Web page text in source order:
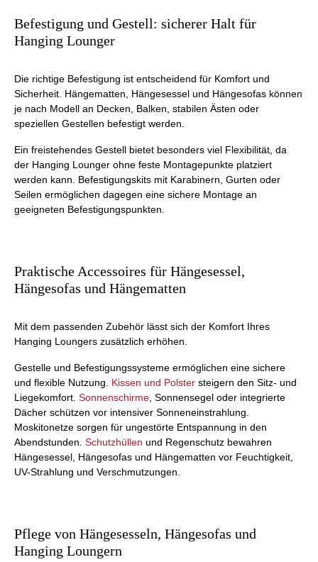
Befestigung und Gestell: sicherer Halt für
Hanging Lounger
Die richtige Befestigung ist entscheidend für Komfort und
Sicherheit. Hängematten, Hängesessel und Hängesofas können
je nach Modell an Decken, Balken, stabilen Ästen oder
speziellen Gestellen befestigt werden.
Ein freistehendes Gestell bietet besonders viel Flexibilität, da
der Hanging Lounger ohne feste Montagepunkte platziert
werden kann. Befestigungskits mit Karabinern, Gurten oder
Seilen ermöglichen dagegen eine sichere Montage an
geeigneten Befestigungspunkten.
Praktische Accessoires für Hängesessel,
Hängesofas und Hängematten
Mit dem passenden Zubehör lässt sich der Komfort Ihres
Hanging Loungers zusätzlich erhöhen.
Gestelle und Befestigungssysteme ermöglichen eine sichere
und flexible Nutzung. Kissen und Polster steigern den Sitz- und
Liegekomfort. Sonnenschirme , Sonnensegel oder integrierte
Dächer schützen vor intensiver Sonneneinstrahlung.
Moskitonetze sorgen für ungestörte Entspannung in den
Abendstunden. Schutzhüllen und Regenschutz bewahren
Hängesessel, Hängesofas und Hängematten vor Feuchtigkeit,
UV-Strahlung und Verschmutzungen.
Pflege von Hängesesseln, Hängesofas und
Hanging Loungern